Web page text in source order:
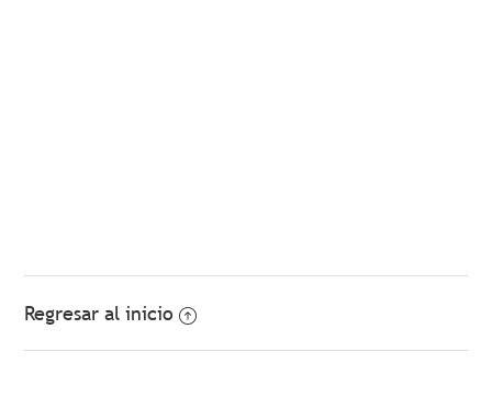
Regresar al inicio